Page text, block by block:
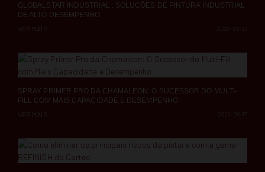
GLOBALSTAR INDUSTRIAL : SOLUÇÕES DE PINTURA INDUSTRIAL
DE ALTO DESEMPENHO
2025-08-26
VER MAIS
SPRAY PRIMER PRO DA CHAMALEON: O SUCESSOR DO MULTI-
FILL COM MAIS CAPACIDADE E DESEMPENHO
2025-06-17
VER MAIS